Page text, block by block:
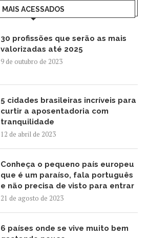
MAIS ACESSADOS
30 profissões que serão as mais
valorizadas até 2025
9 de outubro de 2023
5 cidades brasileiras incríveis para
curtir a aposentadoria com
tranquilidade
12 de abril de 2023
Conheça o pequeno país europeu
que é um paraíso, fala português
e não precisa de visto para entrar
21 de agosto de 2023
6 países onde se vive muito bem